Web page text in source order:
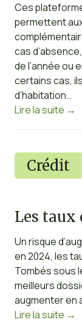
Ces
permettent
cas
de l’année ou
certains cas,
d’habitation…
Lire la suite →
Crédit
Les taux
Un risque
en 2024, les
Tombés sous
meilleurs
augmenter en
Lire la suite →